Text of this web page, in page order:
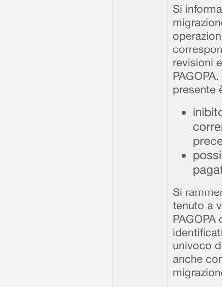
Si
revisioni
presente
Si
tenuto a
univoco
anche